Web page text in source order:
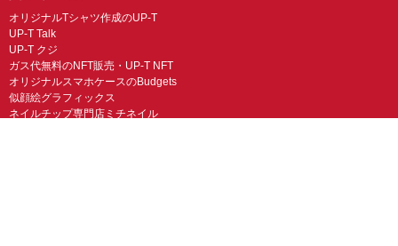
オリジナルTシャツ作成のUP-T
UP-T Talk
UP-T クジ
ガス代無料のNFT販売・UP-T NFT
オリジナルスマホケースのBudgets
似顔絵グラフィックス
ネイルチップ専門店ミチネイル